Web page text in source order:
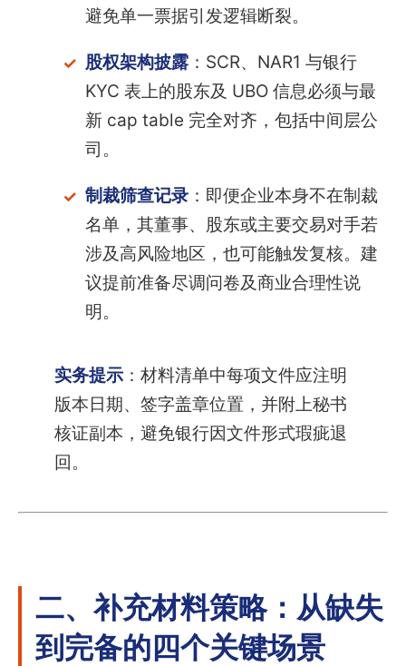
避免单一票据引发逻辑断裂。
股权架构披露：SCR、NAR1 与银行
KYC 表上的股东及 UBO 信息必须与最
新 cap table 完全对齐，包括中间层公
司。
制裁筛查记录：即便企业本身不在制裁
名单，其董事、股东或主要交易对手若
涉及高风险地区，也可能触发复核。建
议提前准备尽调问卷及商业合理性说
明。
实务提示 ：材料清单中每项文件应注明
版本日期、签字盖章位置，并附上秘书
核证副本，避免银行因文件形式瑕疵退
回。
二、补充材料策略：从缺失
到完备的四个关键场景